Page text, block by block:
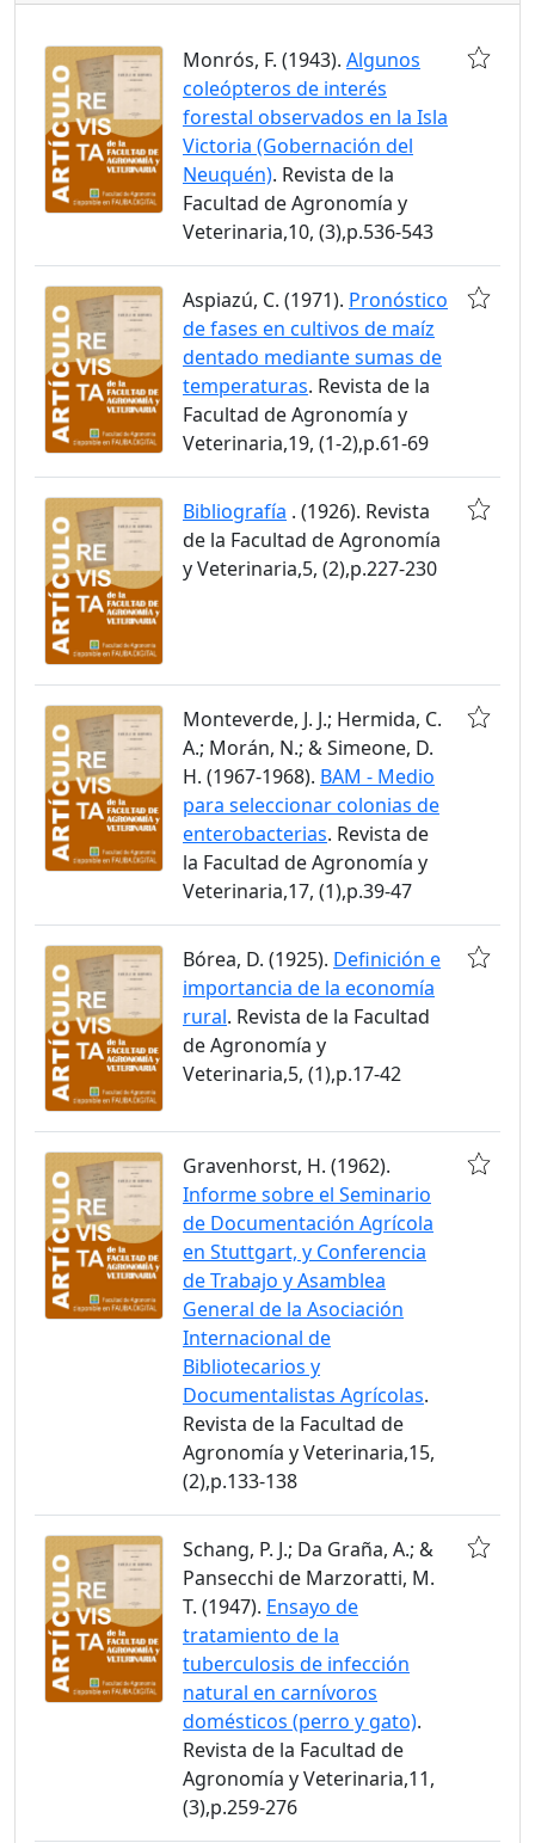
Monrós, F. (1943). Algunos
coleópteros de interés
forestal observados en la Isla
Victoria (Gobernación del
Neuquén). Revista de la
Facultad de Agronomía y
Veterinaria,10, (3),p.536-543
Aspiazú, C. (1971). Pronóstico
de fases en cultivos de maíz
dentado mediante sumas de
temperaturas. Revista de la
Facultad de Agronomía y
Veterinaria,19, (1-2),p.61-69
Bibliografía . (1926). Revista
de la Facultad de Agronomía
y Veterinaria,5, (2),p.227-230
Monteverde, J. J.; Hermida, C.
A.; Morán, N.; & Simeone, D.
H. (1967-1968). BAM - Medio
para seleccionar colonias de
enterobacterias. Revista de
la Facultad de Agronomía y
Veterinaria,17, (1),p.39-47
Bórea, D. (1925). Definición e
importancia de la economía
rural. Revista de la Facultad
de Agronomía y
Veterinaria,5, (1),p.17-42
Gravenhorst, H. (1962).
Informe sobre el Seminario
de Documentación Agrícola
en Stuttgart, y Conferencia
de Trabajo y Asamblea
General de la Asociación
Internacional de
Bibliotecarios y
Documentalistas Agrícolas.
Revista de la Facultad de
Agronomía y Veterinaria,15,
(2),p.133-138
Schang, P. J.; Da Graña, A.; &
Pansecchi de Marzoratti, M.
T. (1947). Ensayo de
tratamiento de la
tuberculosis de infección
natural en carnívoros
domésticos (perro y gato).
Revista de la Facultad de
Agronomía y Veterinaria,11,
(3),p.259-276